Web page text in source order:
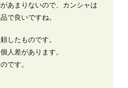
あまりないので、カンシャは
で良いですね。
したものです。
人差があります。
です。